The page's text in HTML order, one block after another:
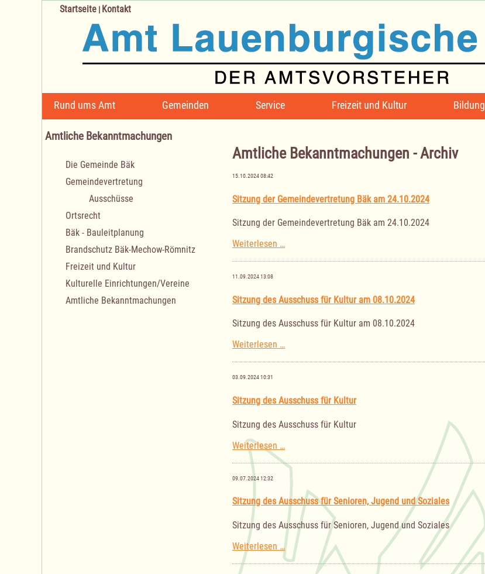
Navigation
überspringen
Rund ums Amt Gemeinden Service Freizeit und Kultur Bildung
Startseite | Kontakt
Amtliche Bekanntmachungen - Archiv
15.10.2024 08:42
Sitzung der Gemeindevertretung Bäk am 24.10.2024
Sitzung der Gemeindevertretung Bäk am 24.10.2024
Weiterlesen …Sitzung
24.10.2024
11.09.2024 13:08
Sitzung des Ausschuss für Kultur am 08.10.2024
Sitzung des Ausschuss für Kultur am 08.10.2024
Weiterlesen …Sitzung
am
03.09.2024 10:31
Sitzung des Ausschuss für Kultur
Sitzung des Ausschuss für Kultur
Weiterlesen …
Ausschuss
Kultur
09.07.2024 12:32
Sitzung des Ausschuss für Senioren, Jugend und Soziales
Sitzung des Ausschuss für Senioren, Jugend und Soziales
Weiterlesen …Sitzung
des
Ausschuss
Amtliche Bekanntmachungen
Navigation
überspringen
Die Gemeinde Bäk
Gemeindevertretung
Ausschüsse
Ortsrecht
Bäk - Bauleitplanung
Brandschutz Bäk-Mechow-Römnitz
Freizeit und Kultur
Kulturelle Einrichtungen/Vereine
Amtliche Bekanntmachungen